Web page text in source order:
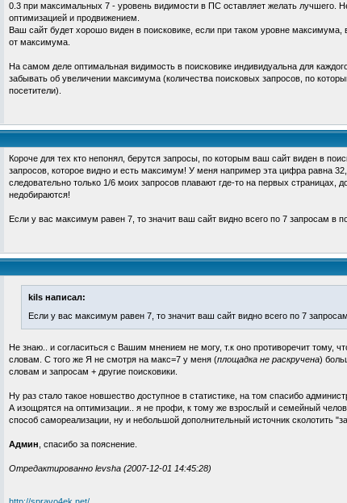
0.3 при максимальных 7 - уровень видимости в ПС оставляет желать лучшего.
оптимизацией и продвижением.
Ваш сайт будет хорошо виден в поисковике, если при таком уровне максимума,
от максимума.
На самом деле оптимальная видимость в поисковике индивидуальна для
забывать об увеличении максимума (количества поисковых запросов, по
посетители).
Короче для тех кто непонял, берутся запросы, по которым ваш сайт виден в
запросов, которое видно и есть максимум! У меня например эта цифра равна
следовательно только 1/6 моих запросов плавают где-то на первых страницах,
недобираются!
Если у вас максимум равен 7, то значит ваш сайт видно всего по 7 запросам в
kils написал:
Если у вас максимум равен 7, то значит ваш сайт видно всего по 7
Не знаю.. и согласиться с Вашим мнением не могу, т.к оно противоречит тому,
словам. С того же Я не смотря на макс=7 у меня (площадка не раскручена)
словам и запросам + другие поисковики.
Ну раз стало такое новшество доступное в статистике, на том спасибо
А изощрятся на оптимизации.. я не профи, к тому же взрослый и семейный
способ самореализации, ну и небольшой дополнительный источник сколотить
Админ , спасибо за пояснение.
Отредактированно levsha (2007-12-01 14:45:28)